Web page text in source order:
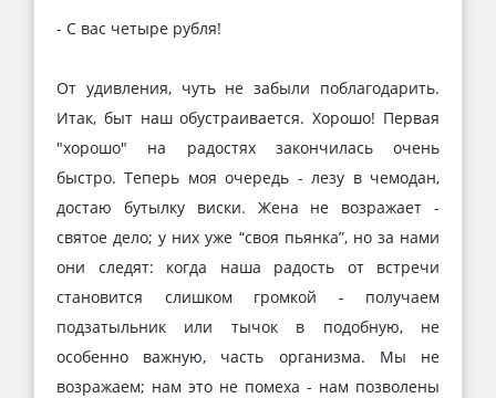
- С вас четыре рубля!
От удивления, чуть не забыли поблагодарить.
Итак, быт наш обустраивается. Хорошо! Первая
"хорошо" на радостях закончилась очень
быстро. Теперь моя очередь - лезу в чемодан,
достаю бутылку виски. Жена не возражает -
святое дело; у них уже “своя пьянка”, но за нами
они следят: когда наша радость от встречи
становится слишком громкой - получаем
подзатыльник или тычок в подобную, не
особенно важную, часть организма. Мы не
возражаем; нам это не помеха - нам позволены